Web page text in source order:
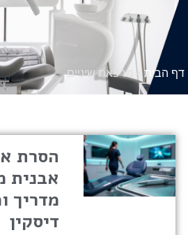
דף הבית» מרפאת שיניים
הסרת
אבנית
מדריך
דיסקין